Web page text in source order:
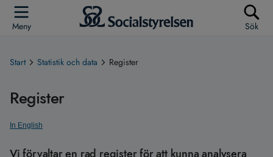
Meny Sök
Start Statistik och data Register
Register
In English